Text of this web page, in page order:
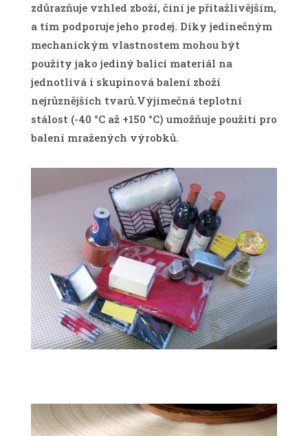
zdůrazňuje vzhled zboží, činí je přitažlivějším,
a tím podporuje jeho prodej. Díky jedinečným
mechanickým vlastnostem mohou být
použity jako jediný balicí materiál na
jednotlivá i skupinová balení zboží
nejrůznějších tvarů.Výjimečná teplotní
stálost (-40 °C až +150 °C) umožňuje použití pro
balení mražených výrobků.